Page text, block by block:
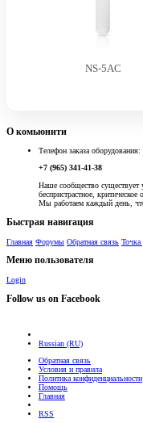
NS-5AC
О комьюнити
Телефон заказа оборудования:
+7 (965) 341-41-38
Наше сообщество существует
беспристрастное,
Мы работаем каждый день,
Быстрая навигация
Главная Форумы Обратная связь Точка
Меню пользователя
Login
Follow us on Facebook
Russian (RU)
Обратная связь
Условия и правила
Политика конфиденциальности
Помощь
Главная
RSS